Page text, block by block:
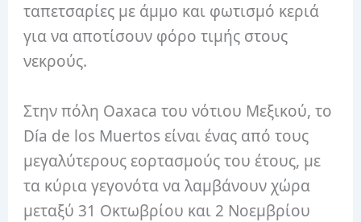
ταπετσαρίες με άμμο και φωτισμό κεριά
για να αποτίσουν φόρο τιμής στους
νεκρούς.
Στην πόλη Oaxaca του νότιου Μεξικού, το
Día de los Muertos είναι ένας από τους
μεγαλύτερους εορτασμούς του έτους, με
τα κύρια γεγονότα να λαμβάνουν χώρα
μεταξύ 31 Οκτωβρίου και 2 Νοεμβρίου